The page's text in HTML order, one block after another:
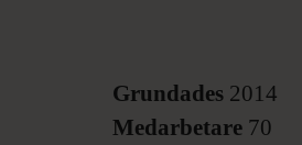
Grundades 2014
Medarbetare 70